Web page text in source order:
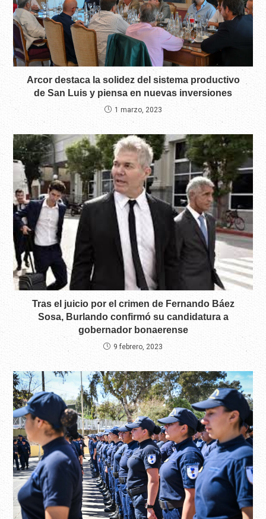
Arcor destaca la solidez del sistema productivo
de San Luis y piensa en nuevas inversiones
1 marzo, 2023
Tras el juicio por el crimen de Fernando Báez
Sosa, Burlando confirmó su candidatura a
gobernador bonaerense
9 febrero, 2023